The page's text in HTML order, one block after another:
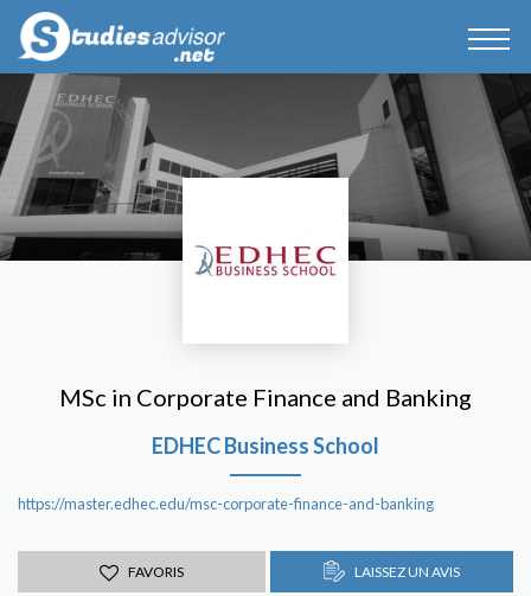
MSc in Corporate Finance and Banking
EDHEC Business School
https://master.edhec.edu/msc-corporate-finance-and-banking
FAVORIS LAISSEZ UN AVIS